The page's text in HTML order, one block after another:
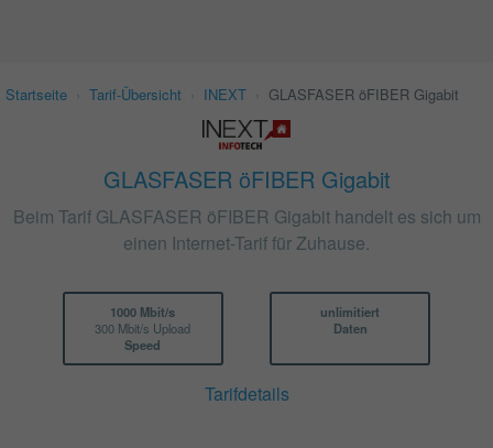
Startseite Tarif-Übersicht INEXT GLASFASER öFIBER Gigabit
GLASFASER öFIBER Gigabit
Beim Tarif GLASFASER öFIBER Gigabit handelt es sich um
einen Internet-Tarif für Zuhause.
1000 Mbit/s
300 Mbit/s Upload
Speed
unlimitiert
Daten
Tarifdetails